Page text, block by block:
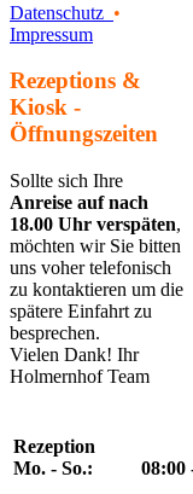
Datenschutz •
Impressum
Rezeptions &
Kiosk -
Öffnungszeiten
Sollte sich Ihre
Anreise auf nach
18.00 Uhr verspäten,
möchten wir Sie bitten
uns voher telefonisch
zu kontaktieren um die
spätere Einfahrt zu
besprechen.
Vielen Dank! Ihr
Holmernhof Team
Rezeption
Mo. - So.:
08:00